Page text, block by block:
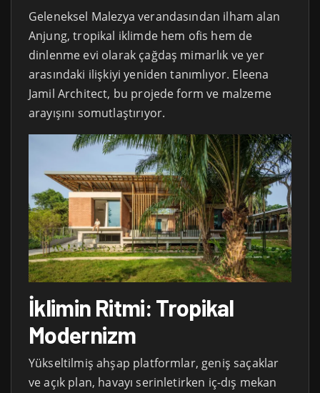
Geleneksel Malezya verandasından ilham alan
Anjung, tropikal iklimde hem ofis hem de
dinlenme evi olarak çağdaş mimarlık ve yer
arasındaki ilişkiyi yeniden tanımlıyor. Eleena
Jamil Architect, bu projede form ve malzeme
arayışını somutlaştırıyor.
İklimin Ritmi: Tropikal
Modernizm
Yükseltilmiş ahşap platformlar, geniş saçaklar
ve açık plan, havayı serinletirken iç-dış mekan